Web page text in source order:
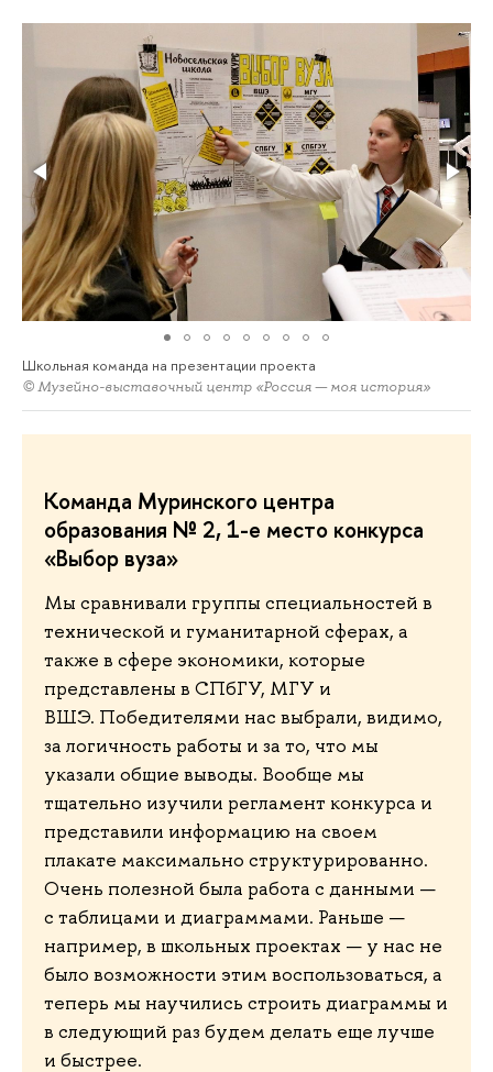
Школьная команда на презентации проекта
© Музейно-выставочный центр «Россия — моя история»
Команда Муринского центра
образования № 2, 1-е место конкурса
«Выбор вуза»
Мы сравнивали группы специальностей в
технической и гуманитарной сферах, а
также в сфере экономики, которые
представлены в СПбГУ, МГУ и
ВШЭ. Победителями нас выбрали, видимо,
за логичность работы и за то, что мы
указали общие выводы. Вообще мы
тщательно изучили регламент конкурса и
представили информацию на своем
плакате максимально структурированно.
Очень полезной была работа с данными —
с таблицами и диаграммами. Раньше —
например, в школьных проектах — у нас не
было возможности этим воспользоваться, а
теперь мы научились строить диаграммы и
в следующий раз будем делать еще лучше
и быстрее.